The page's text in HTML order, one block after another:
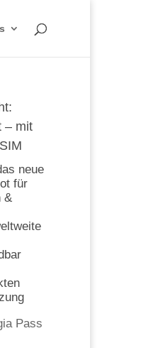
– mit
neue
für
&
Pass